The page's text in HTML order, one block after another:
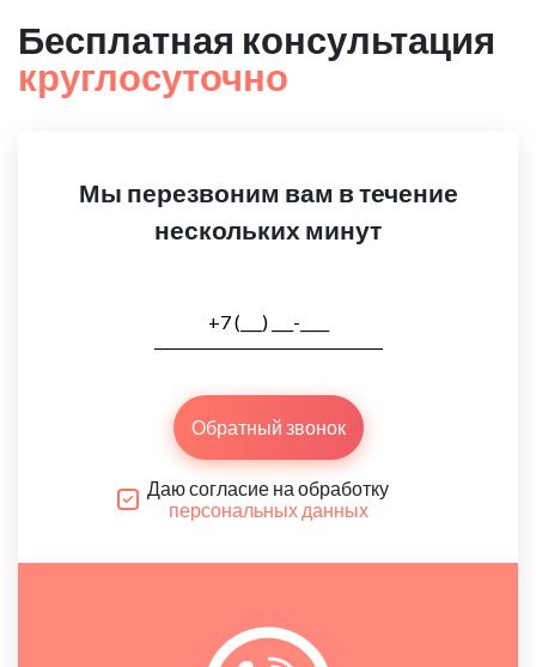
Бесплатная консультация
круглосуточно
Мы перезвоним вам в течение
нескольких минут
Обратный звонок
Даю согласие на обработку
персональных данных